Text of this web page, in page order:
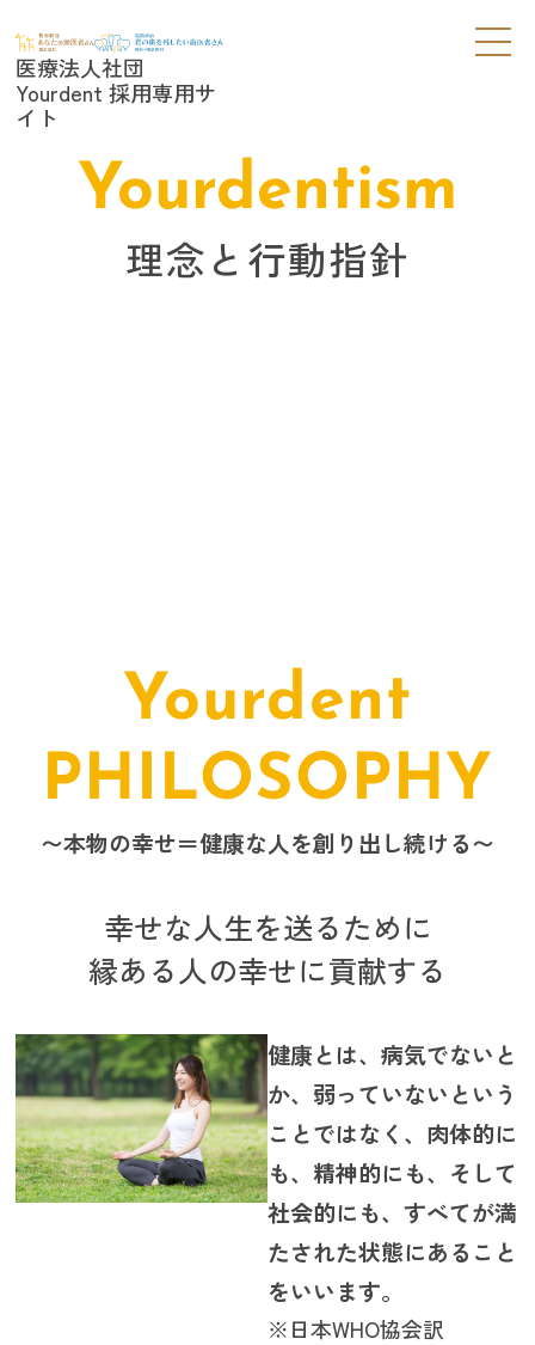
医療法人社団
Yourdent 採用専用サ
イト
Yourdentism
理念と行動指針
Yourdent
PHILOSOPHY
〜本物の幸せ＝健康な人を創り出し続ける〜
幸せな人生を送るために
縁ある人の幸せに貢献する
健康とは、病気でないと
か、弱っていないという
ことではなく、肉体的に
も、精神的にも、そして
社会的にも、すべてが満
たされた状態にあること
をいいます。
※日本WHO協会訳